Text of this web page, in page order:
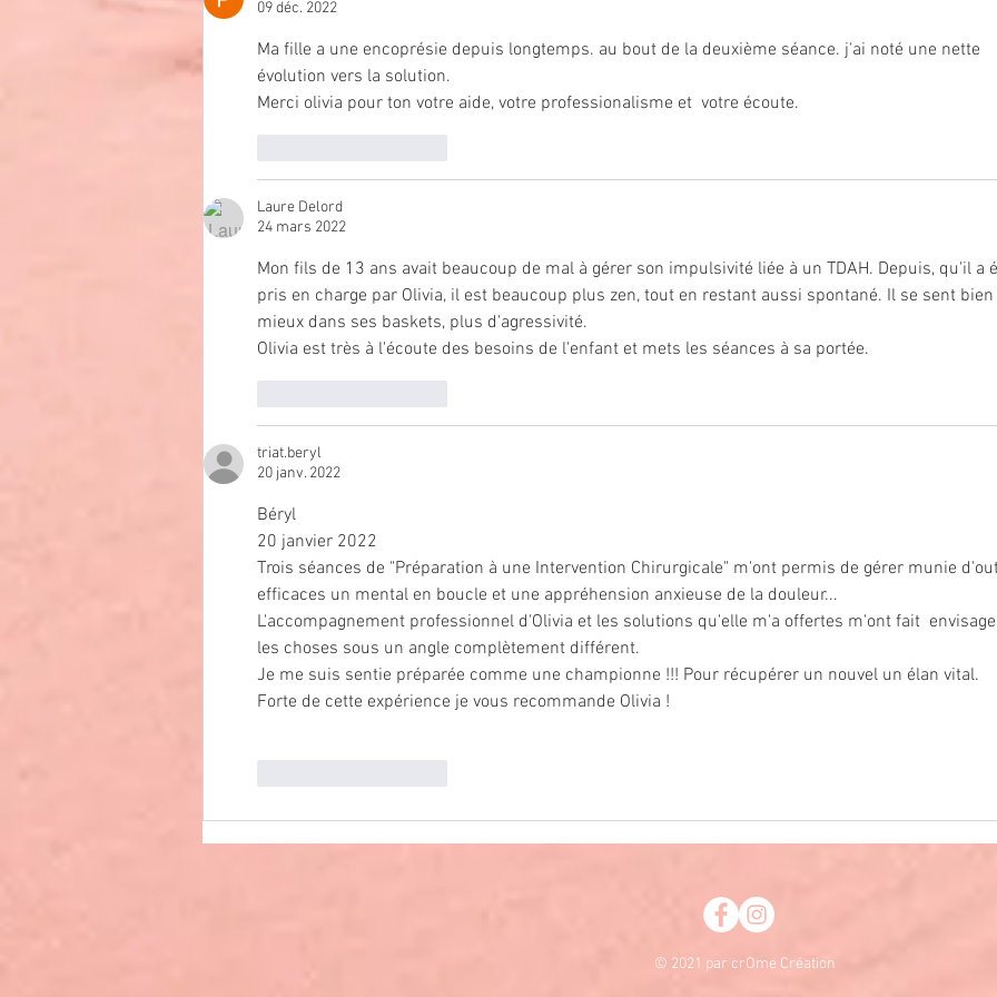
09 déc. 2022
Ma fille a une encoprésie depuis longtemps. au bout de la deuxième séance. j'ai noté une nette
évolution vers la solution.
Merci olivia pour ton votre aide, votre professionalisme et  votre écoute.
Laure Delord
24 mars 2022
Mon fils de 13 ans avait beaucoup de mal à gérer son impulsivité liée à un TDAH. Depuis, qu'il a
pris en charge par Olivia, il est beaucoup plus zen, tout en restant aussi spontané. Il se sent bien
mieux dans ses baskets, plus d'agressivité.
Olivia est très à l'écoute des besoins de l'enfant et mets les séances à sa portée.
triat.beryl
20 janv. 2022
Béryl
20 janvier 2022
Trois séances de "Préparation à une Intervention Chirurgicale" m'ont permis de gérer munie
efficaces un mental en boucle et une appréhension anxieuse de la douleur...
L'accompagnement professionnel d'Olivia et les solutions qu'elle m'a offertes m'ont fait
les choses sous un angle complètement différent.
Je me suis sentie préparée comme une championne !!! Pour récupérer un nouvel un élan vital.
Forte de cette expérience je vous recommande Olivia !
© 2021 par crOme Création